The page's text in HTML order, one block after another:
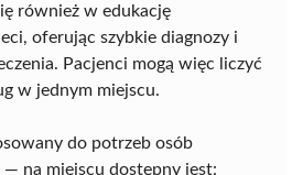
również w edukację
oferując szybkie diagnozy i
Pacjenci mogą więc liczyć
w jednym miejscu.
do potrzeb osób
— na miejscu dostępny jest: